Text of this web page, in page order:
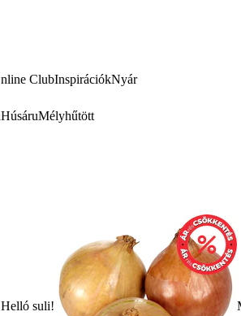
ClubInspirációkNyár
HúsáruMélyhűtött
Helló suli!